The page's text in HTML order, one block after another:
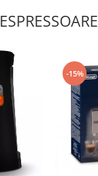
ESPRESSOARE
-15%